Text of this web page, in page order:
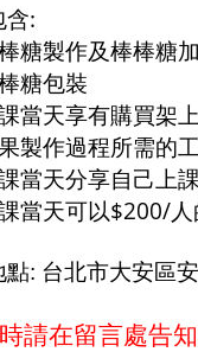
含:
糖製作及棒棒糖
糖包裝
當天享有購買架
製作過程所需的
當天分享自己上
當天可以$200/
點: 台北市大安區
請在留言處告